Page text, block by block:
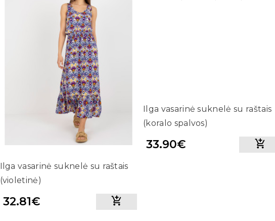
Ilga vasarinė suknelė su raštais
(violetinė)
32.81€
Ilga vasarinė suknelė su raštais
(koralo spalvos)
33.90€